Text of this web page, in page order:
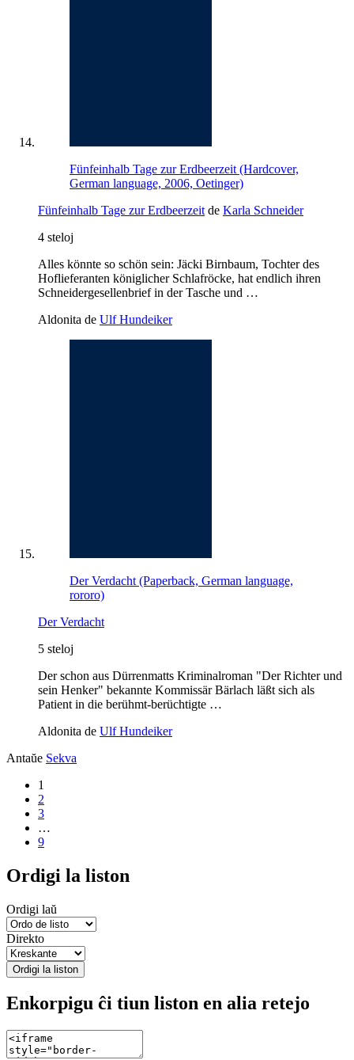
Fünfeinhalb Tage zur Erdbeerzeit (Hardcover,
German language, 2006, Oetinger)
Fünfeinhalb Tage zur Erdbeerzeit de Karla Schneider
4 steloj
Alles könnte so schön sein: Jäcki Birnbaum, Tochter des
Hoflieferanten königlicher Schlafröcke, hat endlich ihren
Schneidergesellenbrief in der Tasche und …
Aldonita de Ulf Hundeiker
Der Verdacht (Paperback, German language,
rororo)
Der Verdacht
5 steloj
Der schon aus Dürrenmatts Kriminalroman "Der Richter und
sein Henker" bekannte Kommissär Bärlach läßt sich als
Patient in die berühmt-berüchtigte …
Aldonita de Ulf Hundeiker
Antaŭe Sekva
1
2
3
…
9
Ordigi la liston
Ordigi laŭ
Direkto
Ordigi la liston
Enkorpigu ĉi tiun liston en alia retejo